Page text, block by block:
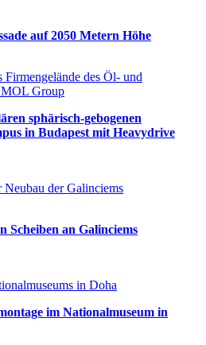
auf 2050 Metern Höhe
sphärisch-gebogenen
in Budapest mit Heavydrive
Scheiben an Galinciems
im Nationalmuseum in